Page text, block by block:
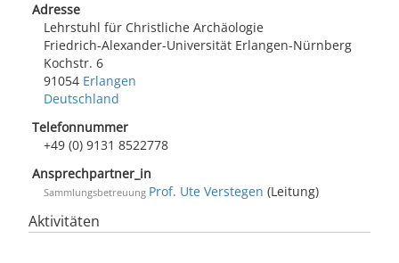
Adresse
Lehrstuhl für Christliche Archäologie
Friedrich-Alexander-Universität Erlangen-Nürnberg
Kochstr. 6
91054 Erlangen
Deutschland
Telefonnummer
+49 (0) 9131 8522778
Ansprechpartner_in
Sammlungsbetreuung Prof. Ute Verstegen (Leitung)
Aktivitäten